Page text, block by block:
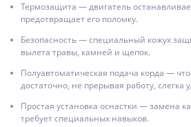
Термозащита — двигатель
предотвращает его поломку.
Безопасность — специальный кожух
вылета травы, камней и щепок.
Полуавтоматическая подача корда —
достаточно, не прерывая работу, слегка
Простая установка оснастки — замена
требует специальных навыков.